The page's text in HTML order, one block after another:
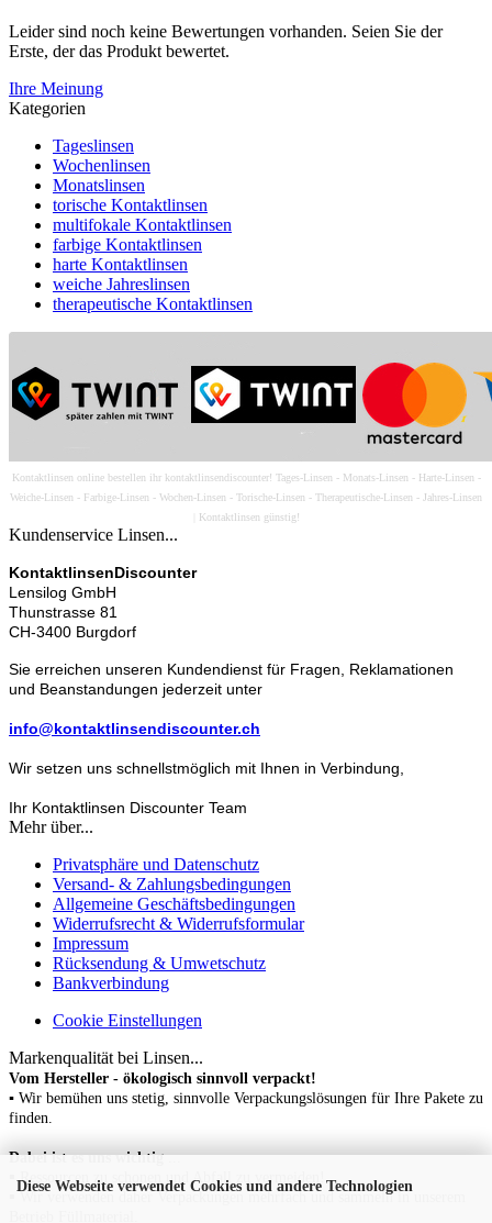
Diese Webseite verwendet Cookies und andere Technologien
Leider sind noch keine Bewertungen vorhanden. Seien Sie der
Erste, der das Produkt bewertet.
Ihre Meinung
Kategorien
Tageslinsen
Wochenlinsen
Monatslinsen
torische Kontaktlinsen
multifokale Kontaktlinsen
farbige Kontaktlinsen
harte Kontaktlinsen
weiche Jahreslinsen
therapeutische Kontaktlinsen
Kontaktlinsen online bestellen ihr kontaktlinsendiscounter! Tages-Linsen - Monats-Linsen - Harte-Linsen -
Weiche-Linsen - Farbige-Linsen - Wochen-Linsen - Torische-Linsen - Therapeutische-Linsen - Jahres-Linsen
| Kontaktlinsen günstig!
Kundenservice Linsen...
KontaktlinsenDiscounter
Lensilog GmbH
Thunstrasse 81
CH-3400 Burgdorf
Sie erreichen unseren Kundendienst für Fragen, Reklamationen
und Beanstandungen jederzeit unter
info@kontaktlinsendiscounter.ch
Wir setzen uns schnellstmöglich mit Ihnen in Verbindung,
Ihr Kontaktlinsen Discounter Team
Mehr über...
Privatsphäre und Datenschutz
Versand- & Zahlungsbedingungen
Allgemeine Geschäftsbedingungen
Widerrufsrecht & Widerrufsformular
Impressum
Rücksendung & Umwetschutz
Bankverbindung
Cookie Einstellungen
Markenqualität bei Linsen...
Vom Hersteller - ökologisch sinnvoll verpackt!
▪ Wir bemühen uns stetig, sinnvolle Verpackungslösungen für Ihre Pakete zu
finden.
Dabei ist es uns wichtig...
Ressourcen zu schonen und Abfall zu vermeiden!
Wir verwenden daher Verpackungen mehrfach und sammeln in unserem